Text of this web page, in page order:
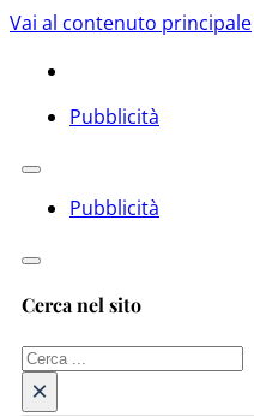
Vai al contenuto principale
Pubblicità
Pubblicità
Cerca nel sito
Cerca
×